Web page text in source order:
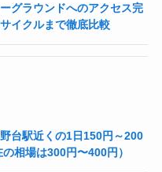
グラウンドへのアクセス完
イクルまで徹底比較
台駅近くの1日150円～200
相場は300円〜400円）